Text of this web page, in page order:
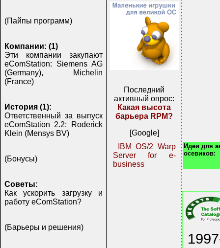
(Пайпы программ)
Компании: (1)
Эти компании закупают
eComStation: Siemens AG
(Germany), Michelin
(France)
История (1):
Ответственный за выпуск
eComStation 2.2: Roderick
Klein (Mensys BV)
(Бонусы)
Советы:
Как ускорить загрузку и
работу eComStation?
(Барьеры и решения)
Последний
активный опрос:
Какая высота
барьера RPM?
[Google]
IBM OS/2 Warp
Server for e-
business
Идеи для
осевиков: